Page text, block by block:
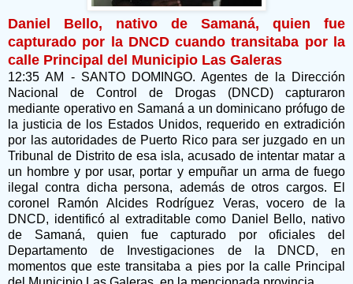
Daniel Bello, nativo de Samaná, quien fue
capturado por la DNCD cuando transitaba por la
calle Principal del Municipio Las Galeras
12:35 AM - SANTO DOMINGO. Agentes de la Dirección
Nacional de Control de Drogas (DNCD) capturaron
mediante operativo en Samaná a un dominicano prófugo de
la justicia de los Estados Unidos, requerido en extradición
por las autoridades de Puerto Rico para ser juzgado en un
Tribunal de Distrito de esa isla, acusado de intentar matar a
un hombre y por usar, portar y empuñar un arma de fuego
ilegal contra dicha persona, además de otros cargos. El
coronel Ramón Alcides Rodríguez Veras, vocero de la
DNCD, identificó al extraditable como Daniel Bello, nativo
de Samaná, quien fue capturado por oficiales del
Departamento de Investigaciones de la DNCD, en
momentos que este transitaba a pies por la calle Principal